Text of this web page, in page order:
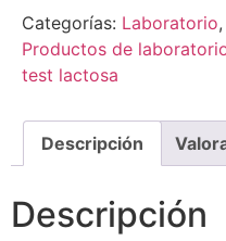
Categorías: Laboratorio,
Productos de
test lactosa
Descripción
Descripción